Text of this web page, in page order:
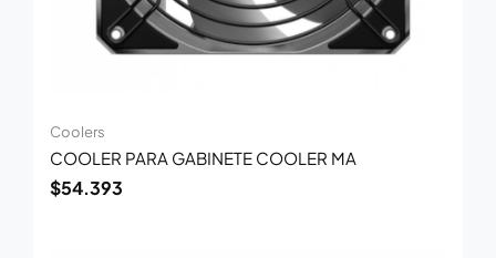
Coolers
COOLER PARA GABINETE COOLER MA
$54.393